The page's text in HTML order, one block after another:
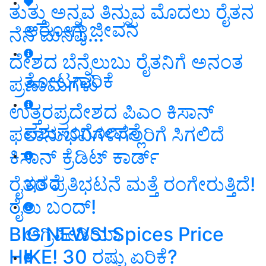
ಆರೋಗ್ಯ ಜೀವನ
ತೋಟಗಾರಿಕೆ
ಪಶುಸಂಗೋಪನೆ
ಇತರೆ
ಅಗ್ರಿಪೀಡಿಯಾ
ತುತ್ತು ಅನ್ನವ ತಿನ್ನುವ ಮೊದಲು ರೈತನ
ನೆನೆ ಮನವೆ...
ದೇಶದ ಬೆನ್ನೆಲುಬು ರೈತನಿಗೆ ಅನಂತ
ಪ್ರಣಾಮಗಳು
ಉತ್ತರಪ್ರದೇಶದ ಪಿಎಂ ಕಿಸಾನ್
ಫಲಾನುಭವಿಗಳಿಗೆಲ್ಲರಿಗೆ ಸಿಗಲಿದೆ
ಕಿಸಾನ್ ಕ್ರೆಡಿಟ್ ಕಾರ್ಡ್
ರೈತರ ಪ್ರತಿಭಟನೆ ಮತ್ತೆ ರಂಗೇರುತ್ತಿದೆ!
ರೈಲು ಬಂದ್!
BIG NEWS! Spices Price
HIKE! 30 ರಷ್ಟು ಏರಿಕೆ?